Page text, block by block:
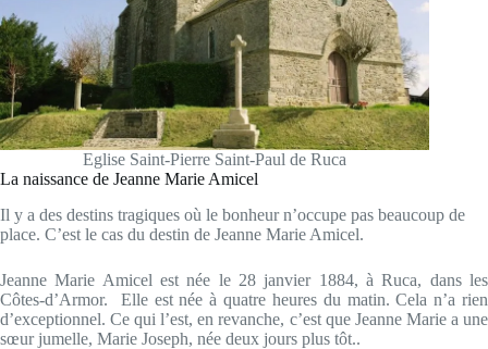
Eglise Saint-Pierre Saint-Paul de Ruca
La naissance de Jeanne Marie Amicel
Il y a des destins tragiques où le bonheur n’occupe pas beaucoup de
place. C’est le cas du destin de Jeanne Marie Amicel.
Jeanne Marie Amicel est née le 28 janvier 1884, à Ruca, dans les
Côtes-d’Armor. Elle est née à quatre heures du matin. Cela n’a rien
d’exceptionnel. Ce qui l’est, en revanche, c’est que Jeanne Marie a une
sœur jumelle, Marie Joseph, née deux jours plus tôt..